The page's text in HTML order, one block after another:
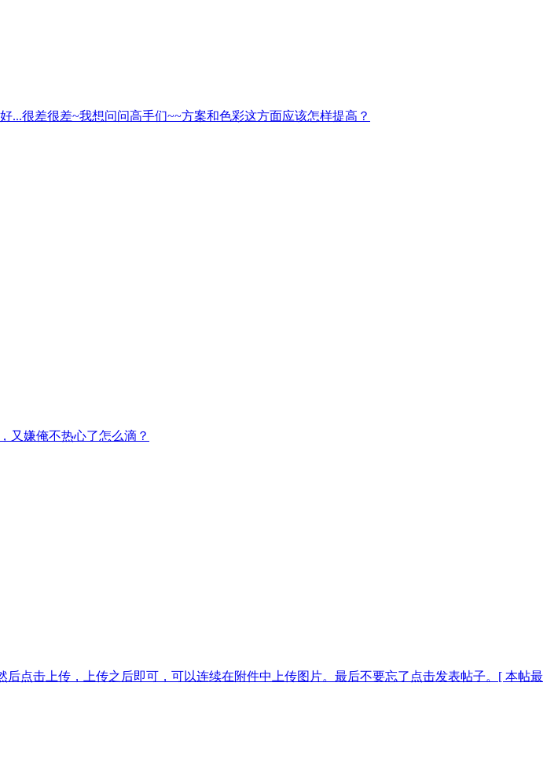
...很差很差~我想问问高手们~~方案和色彩这方面应该怎样提高？
又嫌俺不热心了怎么滴？
点击上传，上传之后即可，可以连续在附件中上传图片。最后不要忘了点击发表帖子。[ 本帖最